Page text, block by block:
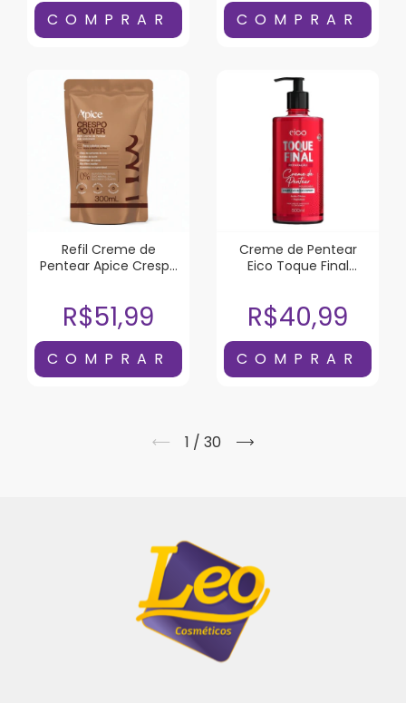
Refil Creme de
Pentear Apice Crespo
R$51,99
Creme de Pentear
Eico Toque Final
R$40,99
1 / 30